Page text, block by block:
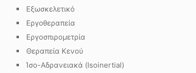
Εξωσκελετικό
Εργοθεραπεία
Εργοσπιρομετρία
Θεραπεία Κενού
Ίσο-Αδρανειακά (Isoinertial)